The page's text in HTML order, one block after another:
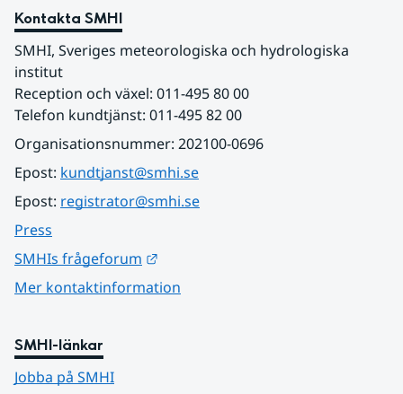
Kontakta SMHI
SMHI, Sveriges meteorologiska och hydrologiska
institut
Reception och växel: 011-495 80 00
Telefon kundtjänst: 011-495 82 00
Organisationsnummer: 202100-0696
Epost: kundtjanst@smhi.se
Epost: registrator@smhi.se
Press
SMHIs frågeforum
Mer kontaktinformation
SMHI-länkar
Jobba på SMHI